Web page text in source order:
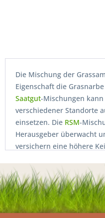
Die Mischung der
Eigenschaft die
Saatgut-Mischungen
verschiedener Standorte
einsetzen. Die RSM-
Herausgeber überwacht
versichern eine höhere
Endanwender, der seinen
möchte.